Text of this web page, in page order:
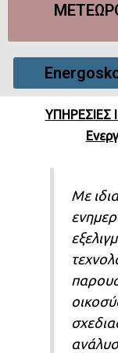
ΥΠΗΡΕΣΙΕΣ
Με